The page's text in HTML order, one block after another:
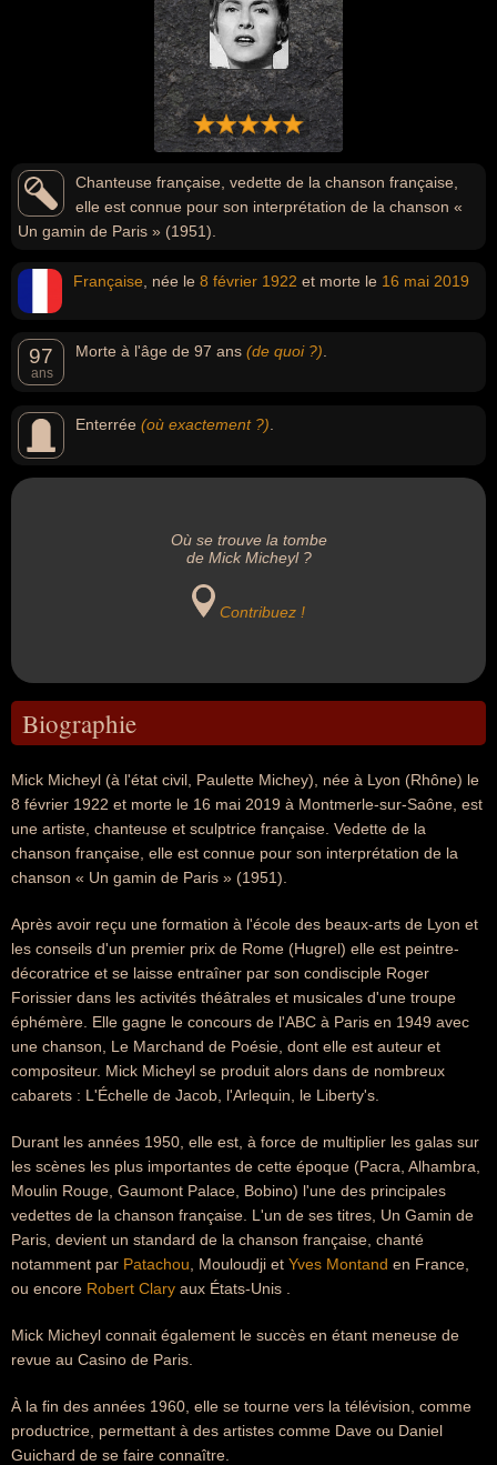
Chanteuse française, vedette de la chanson française,
elle est connue pour son interprétation de la chanson «
Un gamin de Paris » (1951).
Française , née le 8 février 1922 et morte le 16 mai 2019
97
ans
Morte à l'âge de 97 ans (de quoi ?)
Enterrée (où exactement ?)
Où se trouve la tombe
de Mick Micheyl ?
Contribuez !
Biographie
Mick Micheyl (à l'état civil, Paulette Michey), née à Lyon (Rhône) le
8 février 1922 et morte le 16 mai 2019 à Montmerle-sur-Saône, est
une artiste, chanteuse et sculptrice française. Vedette de la
chanson française, elle est connue pour son interprétation de la
chanson « Un gamin de Paris » (1951).
Après avoir reçu une formation à l'école des beaux-arts de Lyon et
les conseils d'un premier prix de Rome (Hugrel) elle est peintre-
décoratrice et se laisse entraîner par son condisciple Roger
Forissier dans les activités théâtrales et musicales d'une troupe
éphémère. Elle gagne le concours de l'ABC à Paris en 1949 avec
une chanson, Le Marchand de Poésie, dont elle est auteur et
compositeur. Mick Micheyl se produit alors dans de nombreux
cabarets : L'Échelle de Jacob, l'Arlequin, le Liberty's.
Durant les années 1950, elle est, à force de multiplier les galas sur
les scènes les plus importantes de cette époque (Pacra, Alhambra,
Moulin Rouge, Gaumont Palace, Bobino) l'une des principales
vedettes de la chanson française. L'un de ses titres, Un Gamin de
Paris, devient un standard de la chanson française, chanté
notamment par Patachou , Mouloudji et Yves Montand en France,
ou encore Robert Clary aux États-Unis .
Mick Micheyl connait également le succès en étant meneuse de
revue au Casino de Paris.
À la fin des années 1960, elle se tourne vers la télévision, comme
productrice, permettant à des artistes comme Dave ou Daniel
Guichard de se faire connaître.